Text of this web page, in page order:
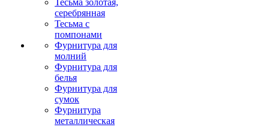
Тесьма золотая,
серебрянная
Тесьма с
помпонами
Фурнитура для
молний
Фурнитура для
белья
Фурнитура для
сумок
Фурнитура
металлическая